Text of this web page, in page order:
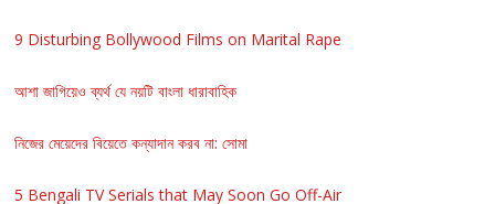
9 Disturbing Bollywood Films on Marital Rape
আশা জাগিয়েও ব্যর্থ যে নয়টি বাংলা ধারাবাহিক
নিজের মেয়েদের বিয়েতে কন্যাদান করব না: সোমা
5 Bengali TV Serials that May Soon Go Off-Air